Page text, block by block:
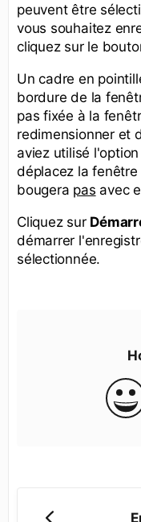
peuvent être
vous souhaitez
cliquez sur le
Un cadre en
bordure de la
pas fixée à la
redimensionner et
aviez utilisé
déplacez la
bougera pas avec
Cliquez sur
démarrer
sélectionnée.